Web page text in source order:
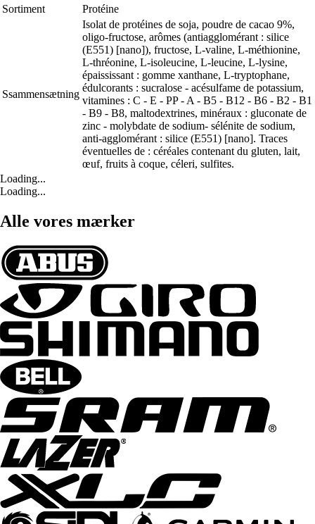
Sortiment Protéine
Ssammensætning
Isolat de protéines de soja, poudre de cacao 9%,
oligo-fructose, arômes (antiagglomérant : silice
(E551) [nano]), fructose, L-valine, L-méthionine,
L-thréonine, L-isoleucine, L-leucine, L-lysine,
épaississant : gomme xanthane, L-tryptophane,
édulcorants : sucralose - acésulfame de potassium,
vitamines : C - E - PP - A - B5 - B12 - B6 - B2 - B1
- B9 - B8, maltodextrines, minéraux : gluconate de
zinc - molybdate de sodium- sélénite de sodium,
anti-agglomérant : silice (E551) [nano]. Traces
éventuelles de : céréales contenant du gluten, lait,
œuf, fruits à coque, céleri, sulfites.
Loading...
Loading...
Alle vores mærker